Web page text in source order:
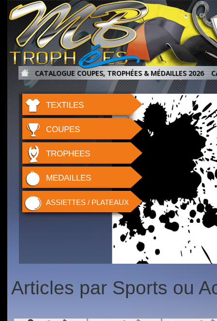
CATALOGUE COUPES, TROPHÉES & MÉDAILLES 2026
TEXTILES
COUPES
TROPHEES
MEDAILLES
ASSIETTES / PLATEAUX
5 1
Articles par Sports ou